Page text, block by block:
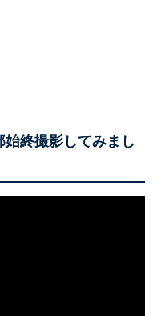
始終撮影してみまし